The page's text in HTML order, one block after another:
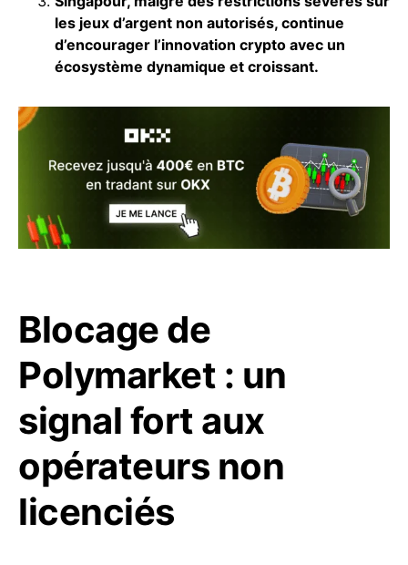
les jeux d’argent non autorisés, continue
d’encourager l’innovation crypto avec un
écosystème dynamique et croissant.
Blocage de
Polymarket : un
signal fort aux
opérateurs non
licenciés